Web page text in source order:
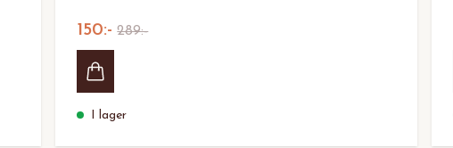
150:- 289:-
I lager